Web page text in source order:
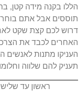
הללו בקנה מידה קטן,
תוססים אבל אתם
דרוש לכם קצת שקט
האחרים לכבד את
העניקו מתנות לאנשים
תעניק להם שלווה
ראשון עד